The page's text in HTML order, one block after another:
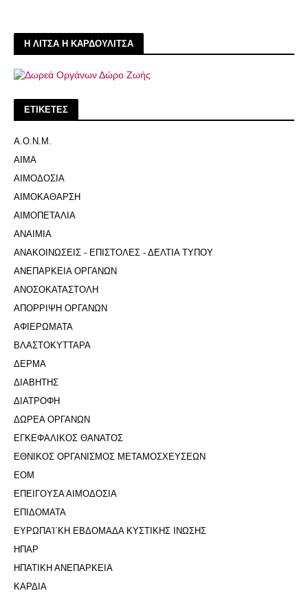
Η ΛΙΤΣΑ Η ΚΑΡΔΟΥΛΙΤΣΑ
ΕΤΙΚΕΤΕΣ
Α.Ο.Ν.Μ.
ΑΙΜΑ
ΑΙΜΟΔΟΣΙΑ
ΑΙΜΟΚΑΘΑΡΣΗ
ΑΙΜΟΠΕΤΑΛΙΑ
ΑΝΑΙΜΙΑ
ΑΝΑΚΟΙΝΩΣΕΙΣ - ΕΠΙΣΤΟΛΕΣ - ΔΕΛΤΙΑ ΤΥΠΟΥ
ΑΝΕΠΑΡΚΕΙΑ ΟΡΓΑΝΩΝ
ΑΝΟΣΟΚΑΤΑΣΤΟΛΗ
ΑΠΟΡΡΙΨΗ ΟΡΓΑΝΩΝ
ΑΦΙΕΡΩΜΑΤΑ
ΒΛΑΣΤΟΚΥΤΤΑΡΑ
ΔΕΡΜΑ
ΔΙΑΒΗΤΗΣ
ΔΙΑΤΡΟΦΗ
ΔΩΡΕΑ ΟΡΓΑΝΩΝ
ΕΓΚΕΦΑΛΙΚΟΣ ΘΑΝΑΤΟΣ
ΕΘΝΙΚΟΣ ΟΡΓΑΝΙΣΜΟΣ ΜΕΤΑΜΟΣΧΕΥΣΕΩΝ
ΕΟΜ
ΕΠΕΙΓΟΥΣΑ ΑΙΜΟΔΟΣΙΑ
ΕΠΙΔΟΜΑΤΑ
ΕΥΡΩΠΑΊ΄ΚΗ ΕΒΔΟΜΑΔΑ ΚΥΣΤΙΚΗΣ ΙΝΩΣΗΣ
ΗΠΑΡ
ΗΠΑΤΙΚΗ ΑΝΕΠΑΡΚΕΙΑ
ΚΑΡΔΙΑ